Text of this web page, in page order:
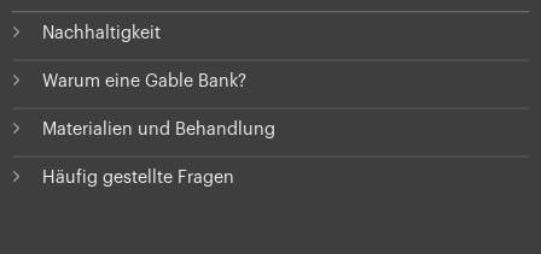
Nachhaltigkeit
Warum eine Gable Bank?
Materialien und Behandlung
Häufig gestellte Fragen